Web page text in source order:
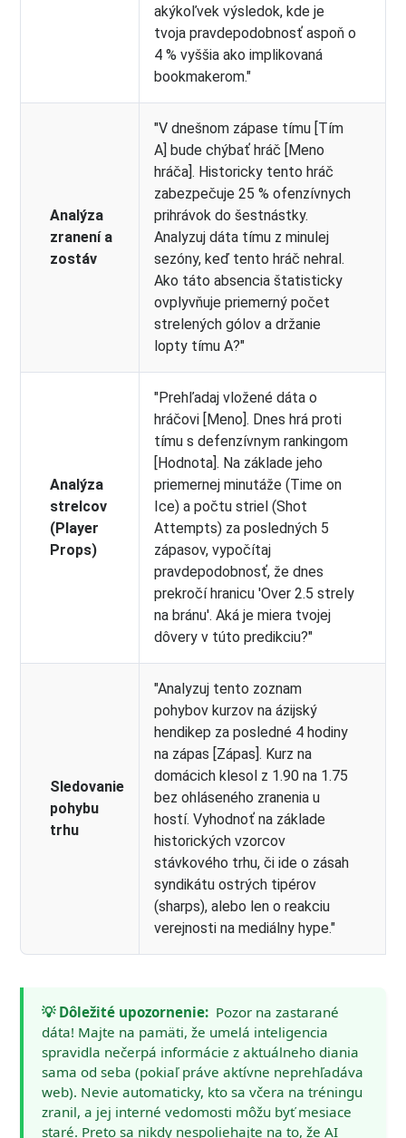
akýkoľvek výsledok, kde je
tvoja pravdepodobnosť aspoň o
4 % vyššia ako implikovaná
bookmakerom."
Analýza
zranení a
zostáv
"V dnešnom zápase tímu [Tím
A] bude chýbať hráč [Meno
hráča]. Historicky tento hráč
zabezpečuje 25 % ofenzívnych
prihrávok do šestnástky.
Analyzuj dáta tímu z minulej
sezóny, keď tento hráč nehral.
Ako táto absencia štatisticky
ovplyvňuje priemerný počet
strelených gólov a držanie
lopty tímu A?"
Analýza
strelcov
(Player
Props)
"Prehľadaj vložené dáta o
hráčovi [Meno]. Dnes hrá proti
tímu s defenzívnym rankingom
[Hodnota]. Na základe jeho
priemernej minutáže (Time on
Ice) a počtu striel (Shot
Attempts) za posledných 5
zápasov, vypočítaj
pravdepodobnosť, že dnes
prekročí hranicu 'Over 2.5 strely
na bránu'. Aká je miera tvojej
dôvery v túto predikciu?"
Sledovanie
pohybu
trhu
"Analyzuj tento zoznam
pohybov kurzov na ázijský
hendikep za posledné 4 hodiny
na zápas [Zápas]. Kurz na
domácich klesol z 1.90 na 1.75
bez ohláseného zranenia u
hostí. Vyhodnoť na základe
historických vzorcov
stávkového trhu, či ide o zásah
syndikátu ostrých tipérov
(sharps), alebo len o reakciu
verejnosti na mediálny hype."
💡 Dôležité upozornenie: Pozor na zastarané
dáta! Majte na pamäti, že umelá inteligencia
spravidla nečerpá informácie z aktuálneho diania
sama od seba (pokiaľ práve aktívne neprehľadáva
web). Nevie automaticky, kto sa včera na tréningu
zranil, a jej interné vedomosti môžu byť mesiace
staré. Preto sa nikdy nespoliehajte na to, že AI